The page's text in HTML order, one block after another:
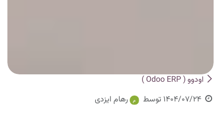
اودوو ( Odoo ERP )
1404/07/24 توسط رهام ایزدی